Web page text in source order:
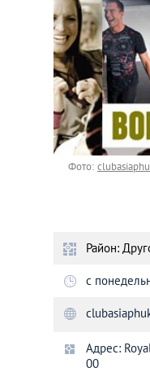
Фото:
Район:
с
Адрес:
00